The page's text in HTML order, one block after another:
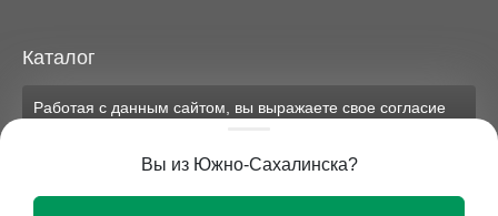
Каталог
Компания
Вы из Южно-Сахалинска?
Работая с данным сайтом, вы выражаете свое согласие
данных на условиях, изложенных в
соответствующих